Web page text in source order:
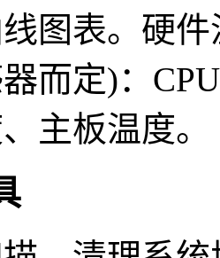
图表。硬
而定)：
主板温度。